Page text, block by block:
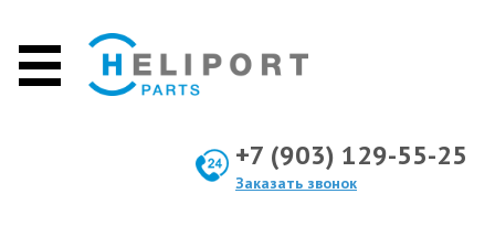
+7 (903) 129-55-25
Заказать звонок